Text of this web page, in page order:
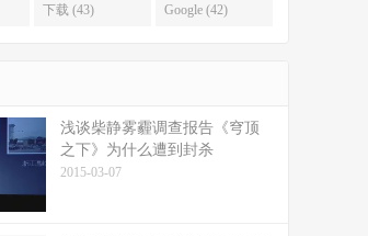
下载 (43) Google (42)
浅谈柴静雾霾调查报告《穹顶
之下》为什么遭到封杀
2015-03-07